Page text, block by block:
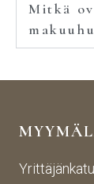
Mitkä